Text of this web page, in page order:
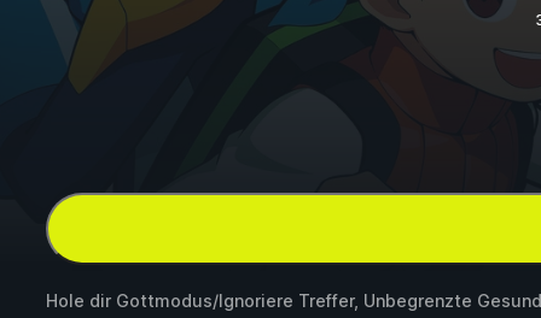
Hole dir Gottmodus/Ignoriere Treffer, Unbegrenzte